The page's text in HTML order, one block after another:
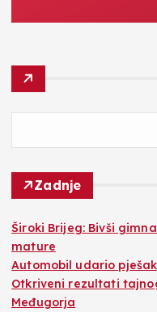
Zadnje
Široki Brijeg: Bivši
mature
Automobil udario
Otkriveni rezultati
Međugorja